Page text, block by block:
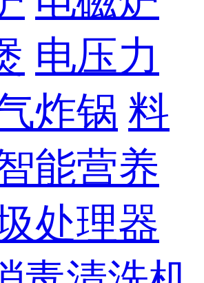
电压力
炸锅 料
能营养
处理器